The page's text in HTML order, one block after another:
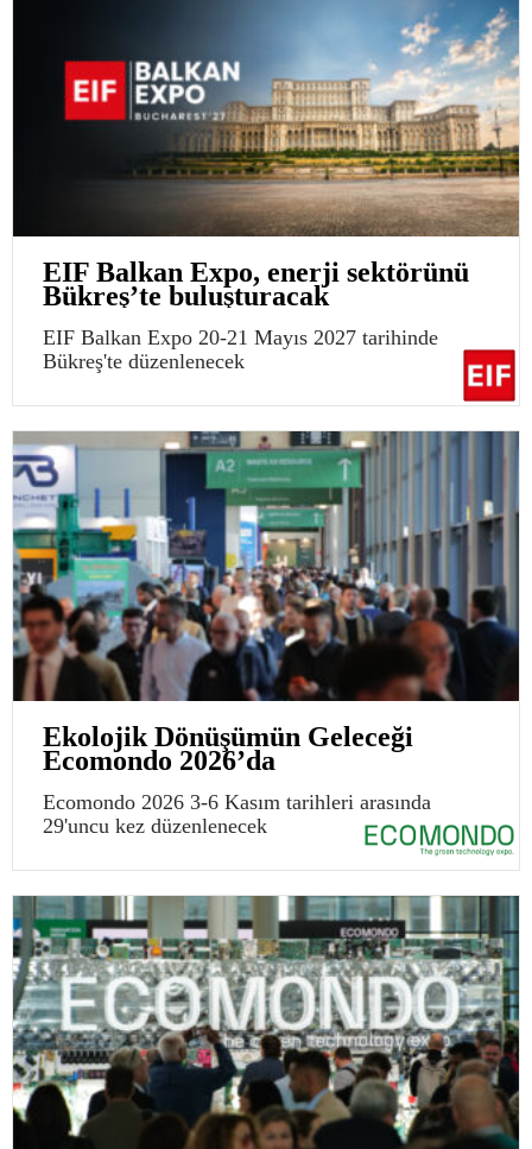
EIF Balkan Expo, enerji sektörünü
Bükreş’te buluşturacak
EIF Balkan Expo 20-21 Mayıs 2027 tarihinde
Bükreş'te düzenlenecek
Ekolojik Dönüşümün Geleceği
Ecomondo 2026’da
Ecomondo 2026 3-6 Kasım tarihleri arasında
29'uncu kez düzenlenecek